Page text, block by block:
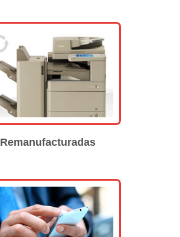
Remanufacturadas